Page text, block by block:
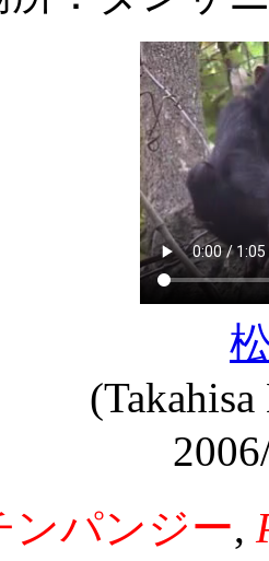
ンパンジー,